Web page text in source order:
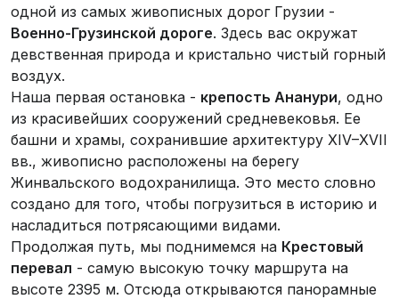
одной из самых живописных дорог Грузии -
Военно-Грузинской дороге. Здесь вас окружат
девственная природа и кристально чистый горный
воздух.
Наша первая остановка - крепость Ананури, одно
из красивейших сооружений средневековья. Ее
башни и храмы, сохранившие архитектуру XIV–XVII
вв., живописно расположены на берегу
Жинвальского водохранилища. Это место словно
создано для того, чтобы погрузиться в историю и
насладиться потрясающими видами.
Продолжая путь, мы поднимемся на Крестовый
перевал - самую высокую точку маршрута на
высоте 2395 м. Отсюда открываются панорамные